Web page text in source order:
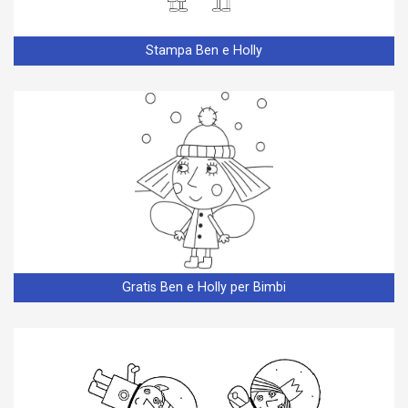
Stampa Ben e Holly
Gratis Ben e Holly per Bimbi